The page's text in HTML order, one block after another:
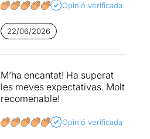
Opinió verificada
22/06/2026
M’ha encantat! Ha superat
les meves expectativas. Molt
recomenable!
Opinió verificada